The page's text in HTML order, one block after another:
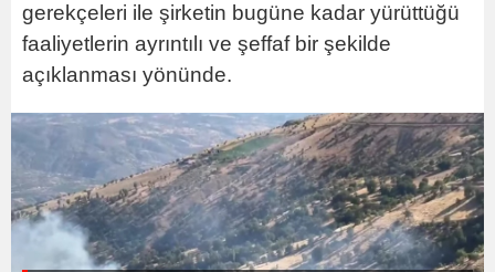
gerekçeleri ile şirketin bugüne kadar yürüttüğü
faaliyetlerin ayrıntılı ve şeffaf bir şekilde
açıklanması yönünde.